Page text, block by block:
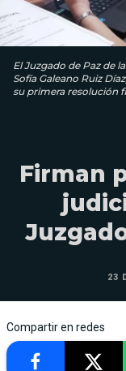
El Juzgado de Paz de
Sofía Galeano Ruiz
su primera resolución
Firman
23
Compartir en redes